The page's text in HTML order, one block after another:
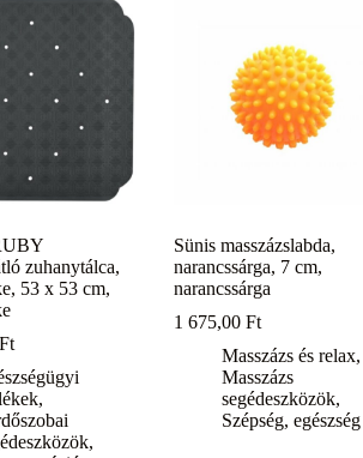
zuhanytálca,
53 x 53 cm,
Ft
,
,
Sünis masszázslabda,
narancssárga, 7 cm,
narancssárga
1 675,00Ft
Masszázs és relax,
Masszázs
segédeszközök,
Szépség, egészség